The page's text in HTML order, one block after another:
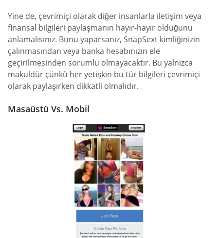
Yine de, çevrimiçi olarak diğer insanlarla iletişim veya
finansal bilgileri paylaşmanın hayır-hayır olduğunu
anlamalısınız. Bunu yaparsanız, SnapSext kimliğinizin
çalınmasından veya banka hesabınızın ele
geçirilmesinden sorumlu olmayacaktır. Bu yalnızca
makuldür çünkü her yetişkin bu tür bilgileri çevrimiçi
olarak paylaşırken dikkatli olmalıdır.
Masaüstü Vs. Mobil